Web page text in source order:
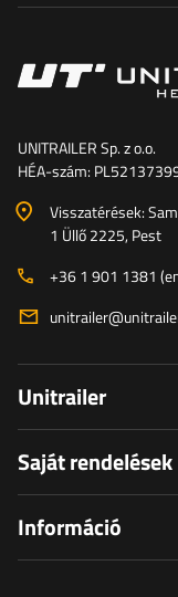
UNITRAILER Sp. z o.o.
HÉA-szám:
Visszatérések:
1 Üllő 2225, Pest
+36 1 901 1381
Unitrailer
Saját rendelések
Információ